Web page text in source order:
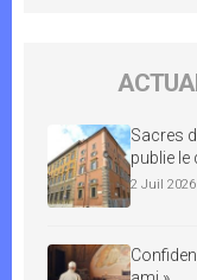
Sacres
publie le
2 Juil 2026